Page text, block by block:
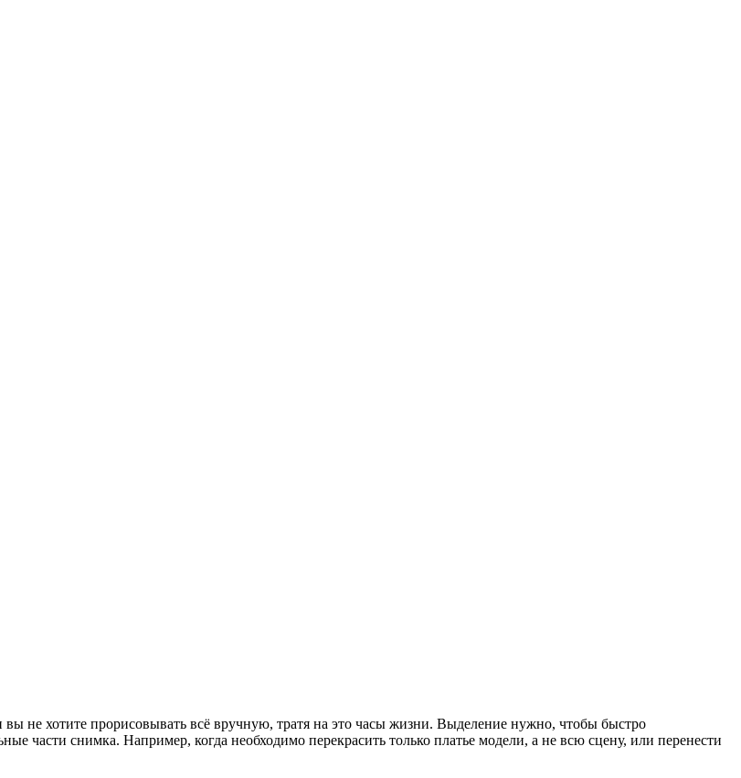
не хотите прорисовывать всё вручную, тратя на это часы жизни. Выделение нужно, чтобы быстро
части снимка. Например, когда необходимо перекрасить только платье модели, а не всю сцену, или перенести